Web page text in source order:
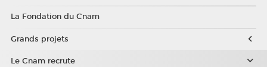
La Fondation du Cnam
Grands projets
Le Cnam recrute